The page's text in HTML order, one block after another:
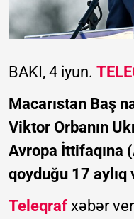
BAKI, 4 iyun.
Macarıstan Baş
Viktor Orbanın
Avropa İttifaqına
qoyduğu 17
Teleqraf xəbər